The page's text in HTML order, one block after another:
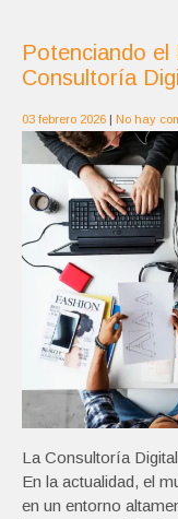
Potenciando el
Consultoría
03 febrero 2026 | No hay
La Consultoría
En la actualidad, el
en un entorno